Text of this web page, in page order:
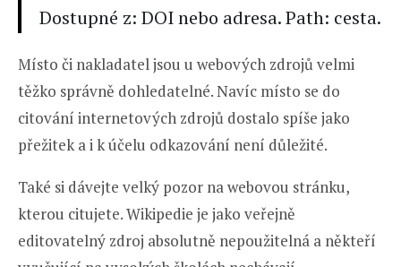
Dostupné z: DOI nebo adresa. Path: cesta.
Místo či nakladatel jsou u webových zdrojů velmi
těžko správně dohledatelné. Navíc místo se do
citování internetových zdrojů dostalo spíše jako
přežitek a i k účelu odkazování není důležité.
Také si dávejte velký pozor na webovou stránku,
kterou citujete. Wikipedie je jako veřejně
editovatelný zdroj absolutně nepoužitelná a někteří